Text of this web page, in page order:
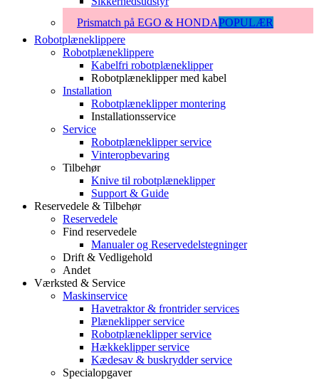
Prismatch på EGO & HONDAPOPULÆR
Robotplæneklippere
Robotplæneklippere
Kabelfri robotplæneklipper
Robotplæneklipper med kabel
Installation
Robotplæneklipper montering
Installationsservice
Service
Robotplæneklipper service
Vinteropbevaring
Tilbehør
Knive til robotplæneklipper
Support & Guide
Reservedele & Tilbehør
Reservedele
Find reservedele
Manualer og Reservedelstegninger
Drift & Vedligehold
Andet
Værksted & Service
Maskinservice
Havetraktor & frontrider services
Plæneklipper service
Robotplæneklipper service
Hækkeklipper service
Kædesav & buskrydder service
Specialopgaver